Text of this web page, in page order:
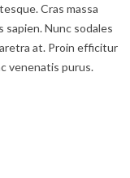
Cras massa
Nunc sodales
at. Proin efficitur
venenatis purus.